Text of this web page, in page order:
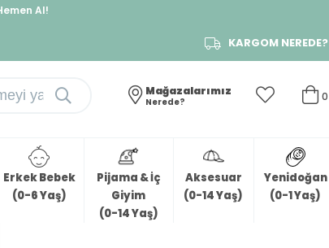
Al!
KARGOM NEREDE?
0
Mağazalarımız
Nerede?
Erkek Bebek
(0-6 Yaş)
Pijama & İç
Giyim
(0-14 Yaş)
Aksesuar
(0-14 Yaş)
Yenidoğan
(0-1 Yaş)